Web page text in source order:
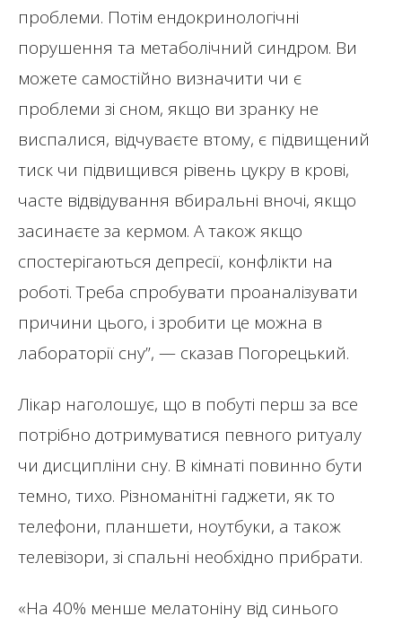
проблеми. Потім ендокринологічні
порушення та метаболічний синдром. Ви
можете самостійно визначити чи є
проблеми зі сном, якщо ви зранку не
виспалися, відчуваєте втому, є підвищений
тиск чи підвищився рівень цукру в крові,
часте відвідування вбиральні вночі, якщо
засинаєте за кермом. А також якщо
спостерігаються депресії, конфлікти на
роботі. Треба спробувати проаналізувати
причини цього, і зробити це можна в
лабораторії сну”, — сказав Погорецький.
Лікар наголошує, що в побуті перш за все
потрібно дотримуватися певного ритуалу
чи дисципліни сну. В кімнаті повинно бути
темно, тихо. Різноманітні гаджети, як то
телефони, планшети, ноутбуки, а також
телевізори, зі спальні необхідно прибрати.
«На 40% менше мелатоніну від синього